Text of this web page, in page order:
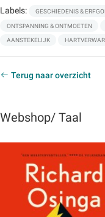
Labels: GESCHIEDENIS &
ONTSPANNING & ONTMOETEN
AANSTEKELIJK
Terug naar overzicht
Webshop/ Taal